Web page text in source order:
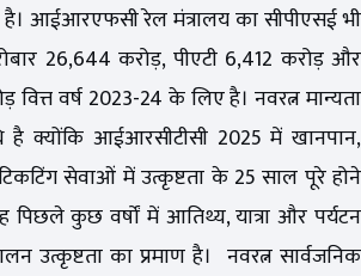
है। आईआरएफसी रेल मंत्रालय का सीपीएसई भी
₹26,644 करोड़, पीएटी ₹6,412 करोड़ और
वित्त वर्ष 2023-24 के लिए है। नवरत्न मान्यता
है क्योंकि आईआरसीटीसी 2025 में खानपान,
सेवाओं में उत्कृष्टता के 25 साल पूरे होने
पिछले कुछ वर्षों में आतिथ्य, यात्रा और पर्यटन
उत्कृष्टता का प्रमाण है। नवरत्न सार्वजनिक